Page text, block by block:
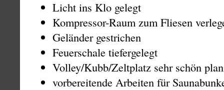
Licht ins Klo gelegt
Kompressor-Raum zum Fliesen
Geländer gestrichen
Feuerschale tiefergelegt
Volley/Kubb/Zeltplatz sehr schön
vorbereitende Arbeiten für